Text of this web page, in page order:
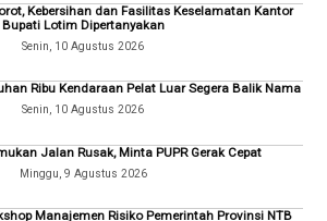
Kebersihan dan Fasilitas Keselamatan Kantor
Bupati Lotim Dipertanyakan
Senin, 10 Agustus 2026
Ribu Kendaraan Pelat Luar Segera Balik Nama
Senin, 10 Agustus 2026
Jalan Rusak, Minta PUPR Gerak Cepat
Minggu, 9 Agustus 2026
Manajemen Risiko Pemerintah Provinsi NTB